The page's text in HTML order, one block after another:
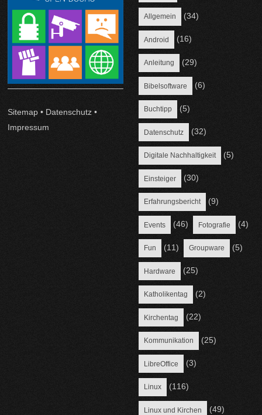
Sitemap • Datenschutz •
Impressum
Allgemein (34)
Android (16)
Anleitung (29)
Bibelsoftware (6)
Buchtipp (5)
Datenschutz (32)
Digitale Nachhaltigkeit (5)
Einsteiger (30)
Erfahrungsbericht (9)
Events (46) Fotografie (4)
Fun (11) Groupware (5)
Hardware (25)
Katholikentag (2)
Kirchentag (22)
Kommunikation (25)
LibreOffice (3)
Linux (116)
Linux und Kirchen (49)